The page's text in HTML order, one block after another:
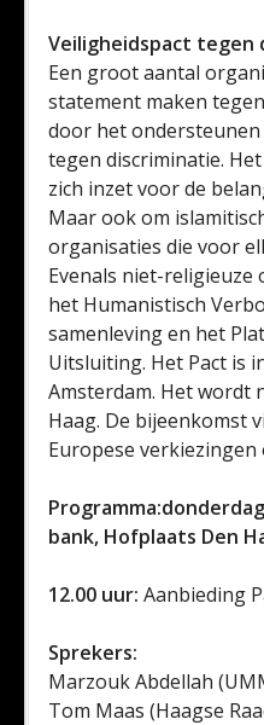
Veiligheidspact tegen
Een groot aantal
statement maken
door het
tegen discriminatie.
zich inzet voor de
Maar ook om
organisaties die voor
Evenals niet-
het Humanistisch
samenleving en het
Uitsluiting. Het Pact is
Amsterdam. Het wordt
Haag. De bijeenkomst
Europese verkiezingen
bank, Hofplaats Den
12.00 uur: Aanbieding
Sprekers:
Marzouk Abdellah
Tom Maas (Haagse